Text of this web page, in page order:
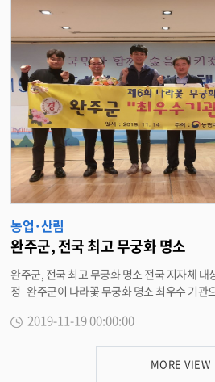
이규진 완주군 농업기술센터 기술보급과장은
인증 농가의 경영비 부담과 친환경인증 면적
당부했다. <담당부서 기술보급과 290-
농업·산림
완주군, 전국 최고 무궁화 명소
완주군, 전국 최고 무궁화 명소 전국 지자체 대상 명소 공모전서 최우수기관 선
정 완주군이 나라꽃 무궁화 명소 최우수 기관으로 선정됐다. 15일 완주군은
모’에서 최우수기관으로 선정돼 농림부장관표
관심을 높이는데 기여한 공로를 인정받았다. 현재 군은 나라꽃 무궁화의 선양
2019-11-19 00:00:00
MORE VIEW